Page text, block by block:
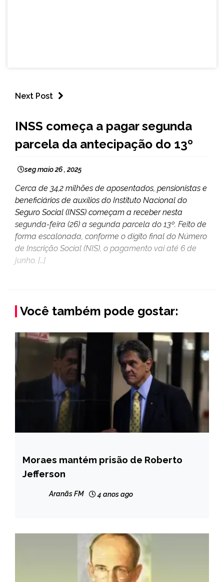
Next Post
NOTÍCIAS
INSS começa a pagar segunda
parcela da antecipação do 13º
seg maio 26 , 2025
Cerca de 34,2 milhões de aposentados, pensionistas e
beneficiários de auxílios do Instituto Nacional do
Seguro Social (INSS) começam a receber nesta
segunda-feira (26) a segunda parcela do 13º. Feito de
forma escalonada, conforme o dígito final do Número
de Inscrição Social (NIS), o pagamento vai até 6 de
junho. […]
Você também pode gostar:
BRASIL
NOTÍCIAS
Moraes mantém prisão de Roberto
Jefferson
Aranãs FM 4 anos ago